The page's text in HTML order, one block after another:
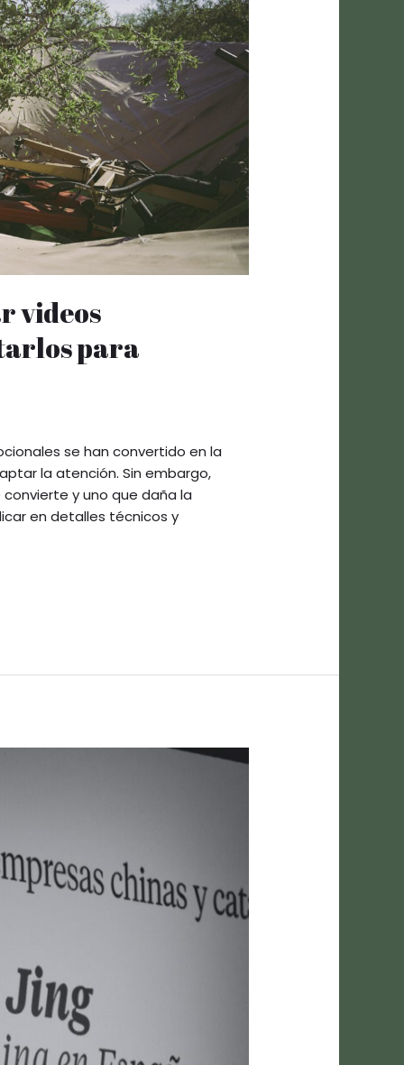
videos
para
se han convertido en la
la atención. Sin embargo,
y uno que daña la
en detalles técnicos y